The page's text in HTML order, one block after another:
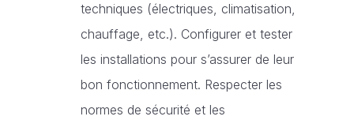
techniques (électriques, climatisation,
chauffage, etc.). Configurer et tester
les installations pour s’assurer de leur
bon fonctionnement. Respecter les
normes de sécurité et les